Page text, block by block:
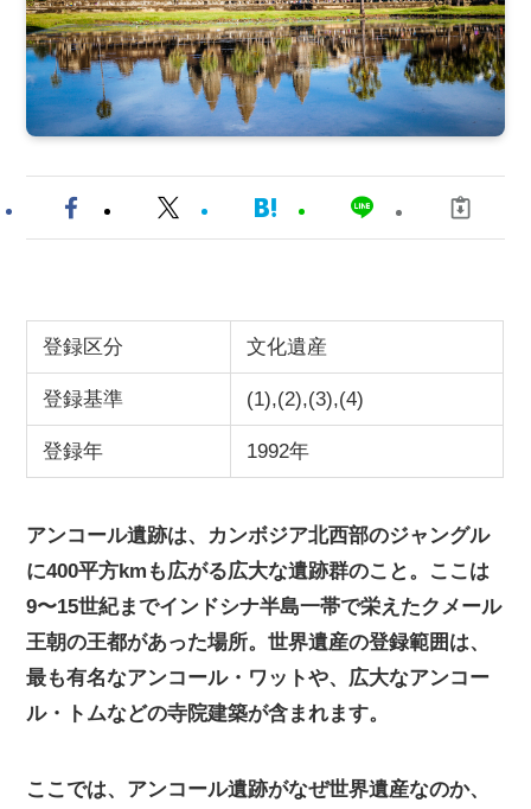
登録区分 文化遺産
登録基準 (1),(2),(3),(4)
登録年 1992年
アンコール遺跡は、カンボジア北西部のジャングル
に400平方kmも広がる広大な遺跡群のこと。ここは
9〜15世紀までインドシナ半島一帯で栄えたクメール
王朝の王都があった場所。世界遺産の登録範囲は、
最も有名なアンコール・ワットや、広大なアンコー
ル・トムなどの寺院建築が含まれます。
ここでは、アンコール遺跡がなぜ世界遺産なのか、